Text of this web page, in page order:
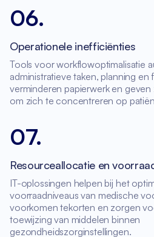
06.
Operationele inefficiënties
Tools voor workflowoptimalisatie
administratieve taken, planning
verminderen papierwerk en
om zich te concentreren op
07.
Resourceallocatie en
IT-oplossingen helpen bij het
voorraadniveaus van medische
voorkomen tekorten en zorgen
toewijzing van middelen binnen
gezondheidszorginstellingen.